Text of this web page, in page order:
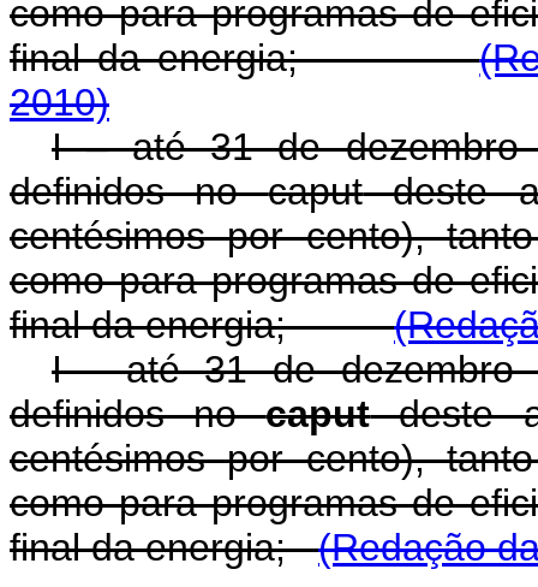
como para programas de
final da energia;
2010)
I – até 31 de dezembro
definidos nocaputdeste
centésimos por cento),
como para programas de
final da energia;
I - até 31 de dezembro
definidos nocaputdeste
centésimos por cento),
como para programas de
final da energia;(Redação